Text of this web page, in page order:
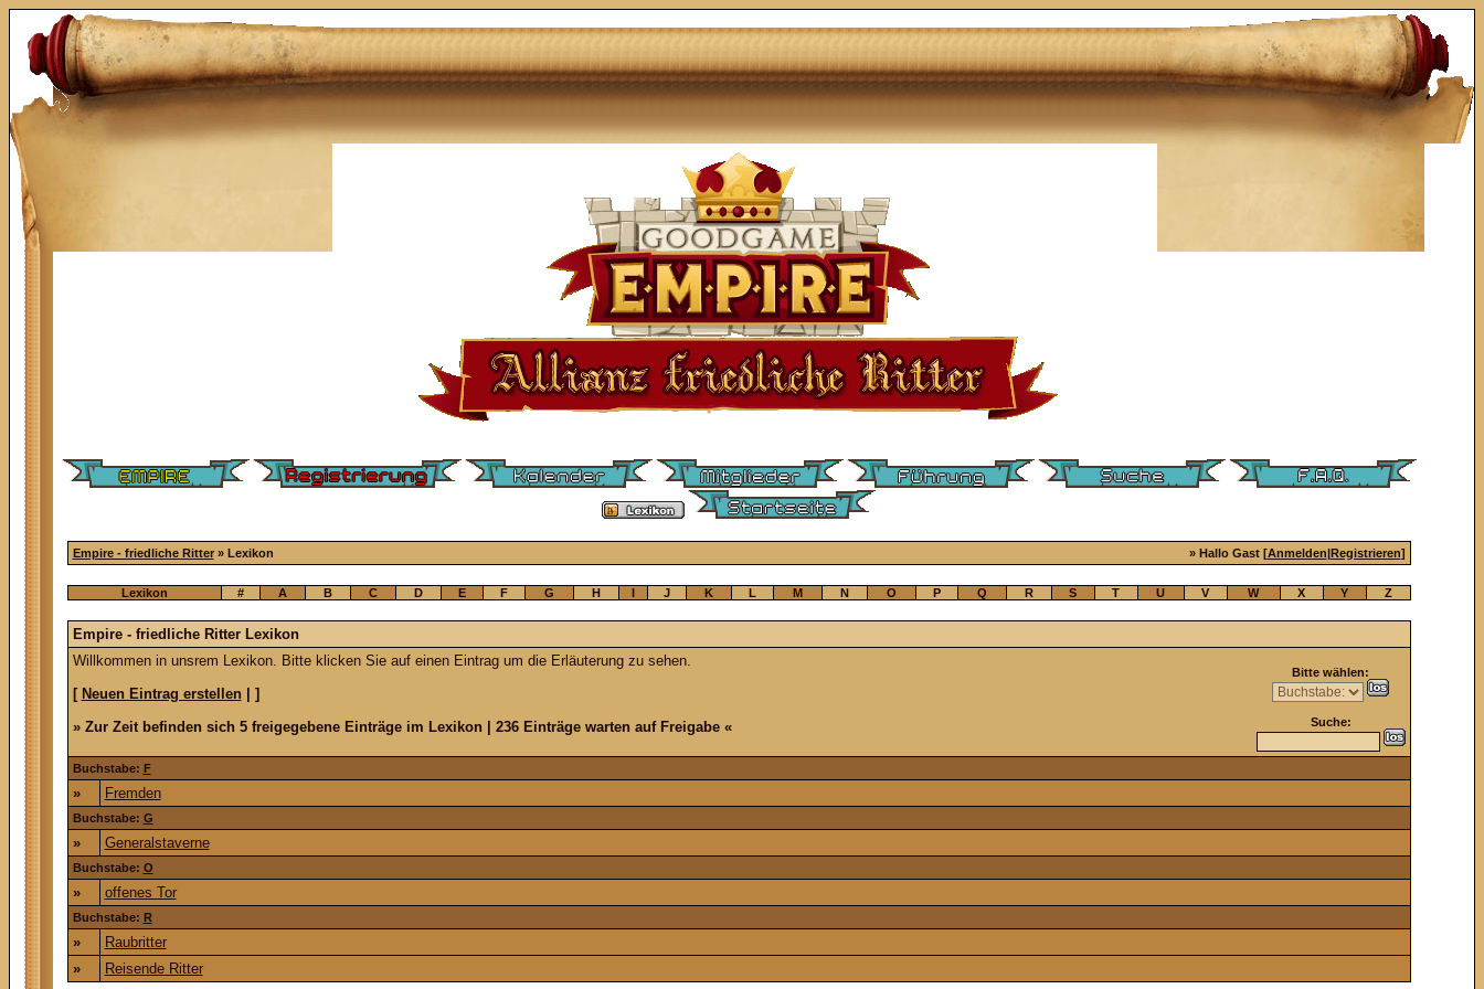
Empire - friedliche Ritter» Lexikon » Hallo Gast [Anmelden|Registrieren]
Lexikon # A B C D E F G H I J K L M N O P Q R S T U V W X Y Z
Empire - friedliche Ritter Lexikon
Willkommen in unsrem Lexikon. Bitte klicken Sie auf einen Eintrag um die Erläuterung zu sehen.
[ Neuen Eintrag erstellen| ]
» Zur Zeit befinden sich 5 freigegebene Einträge im Lexikon | 236 Einträge warten auf Freigabe «
Bitte wählen:
Suche:
Buchstabe: F
» Fremden
Buchstabe: G
» Generalstaverne
Buchstabe: O
» offenes Tor
Buchstabe: R
»
Raubritter
»
Reisende Ritter